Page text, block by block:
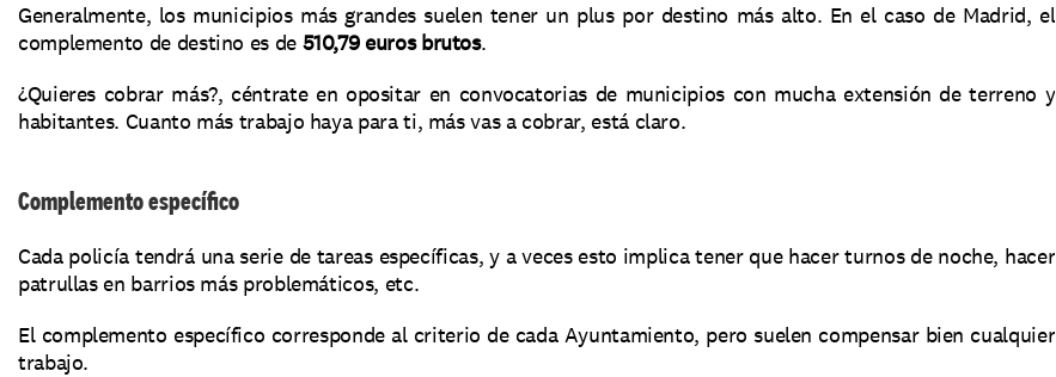
Generalmente, los municipios más grandes suelen tener un plus por destino más alto. En el caso de Madrid, el
complemento de destino es de 510,79 euros brutos.
¿Quieres cobrar más?, céntrate en opositar en convocatorias de municipios con mucha extensión de terreno y
habitantes. Cuanto más trabajo haya para ti, más vas a cobrar, está claro.
Complemento específico
Cada policía tendrá una serie de tareas específicas, y a veces esto implica tener que hacer turnos de noche, hacer
patrullas en barrios más problemáticos, etc.
El complemento específico corresponde al criterio de cada Ayuntamiento, pero suelen compensar bien cualquier
trabajo.